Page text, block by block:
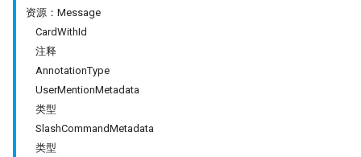
资源：Message
CardWithId
注释
AnnotationType
UserMentionMetadata
类型
SlashCommandMetadata
类型